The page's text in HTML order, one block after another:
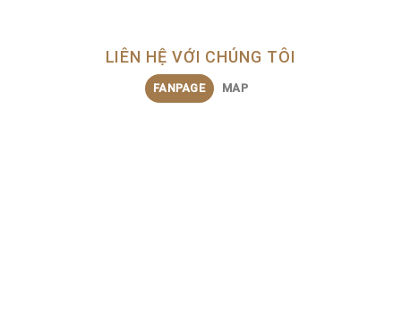
LIÊN HỆ VỚI CHÚNG TÔI
FANPAGE MAP